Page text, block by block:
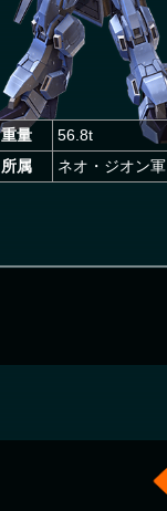
重量
56.8t
所属
ネオ・ジオン軍